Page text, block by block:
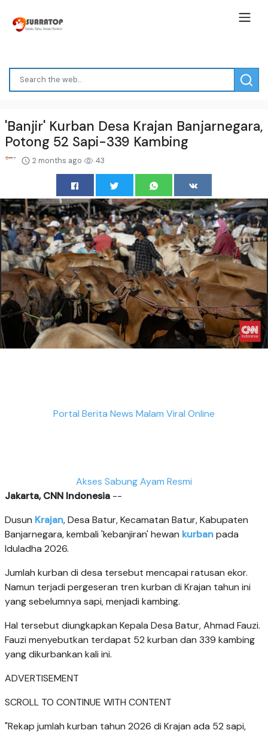
'Banjir' Kurban Desa Krajan Banjarnegara,
Potong 52 Sapi-339 Kambing
2 months ago 43
Portal Berita News Malam Viral Online
Akses Sabung Ayam Resmi
Jakarta, CNN Indonesia --
Dusun Krajan, Desa Batur, Kecamatan Batur, Kabupaten
Banjarnegara, kembali 'kebanjiran' hewan kurbanpada
Iduladha 2026.
Jumlah kurban di desa tersebut mencapai ratusan ekor.
Namun terjadi pergeseran tren kurban di Krajan tahun ini
yang sebelumnya sapi, menjadi kambing.
Hal tersebut diungkapkan Kepala Desa Batur, Ahmad Fauzi.
Fauzi menyebutkan terdapat 52 kurban dan 339 kambing
yang dikurbankan kali ini.
ADVERTISEMENT
SCROLL TO CONTINUE WITH CONTENT
"Rekap jumlah kurban tahun 2026 di Krajan ada 52 sapi,